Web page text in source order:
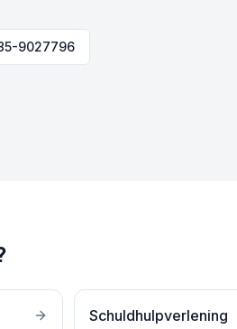
9027796
Schuldhulpverlening